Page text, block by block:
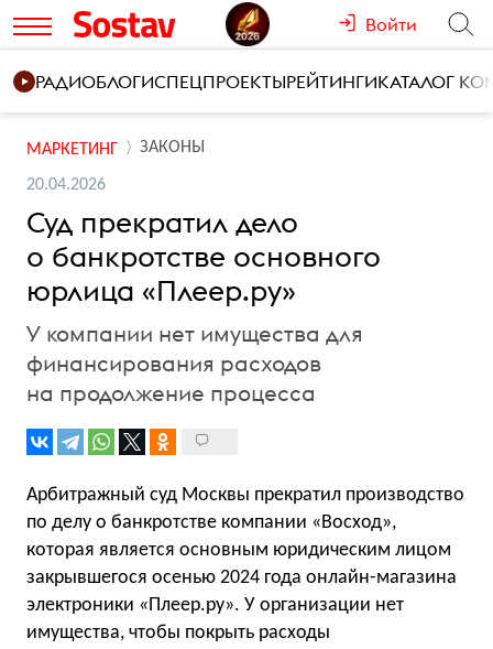
Войти
РАДИОБЛОГИСПЕЦПРОЕКТЫРЕЙТИНГИКАТАЛОГ
МАРКЕТИНГ ЗАКОНЫ
20.04.2026
Суд прекратил дело
о банкротстве основного
юрлица «Плеер.ру»
У компании нет имущества для
финансирования расходов
на продолжение процесса
Арбитражный суд Москвы прекратил производство
по делу о банкротстве компании «Восход»,
которая является основным юридическим лицом
закрывшегося осенью 2024 года онлайн-магазина
электроники «Плеер.ру». У организации нет
имущества, чтобы покрыть расходы